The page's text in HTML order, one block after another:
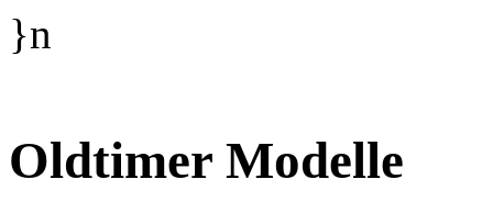
}n
Oldtimer Modelle